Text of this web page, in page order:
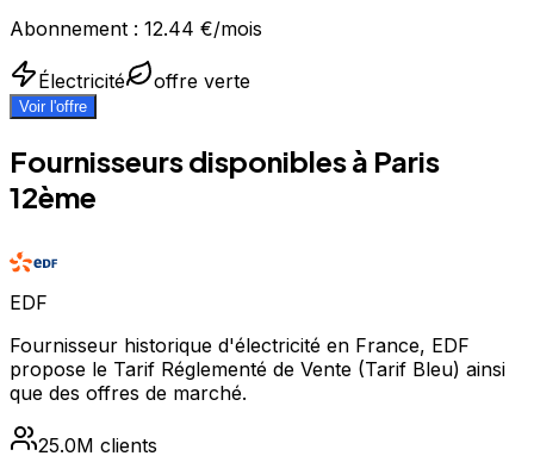
Abonnement : 12.44 €/mois
Électricité offre verte
Voir l'offre
Fournisseurs disponibles à Paris
12ème
EDF
Fournisseur historique d'électricité en France, EDF
propose le Tarif Réglementé de Vente (Tarif Bleu) ainsi
que des offres de marché.
25.0M clients